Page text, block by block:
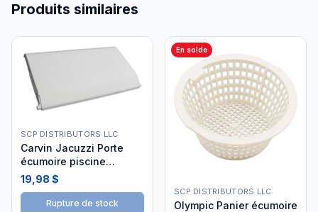
Produits similaires
SCP DISTRIBUTORS LLC
Carvin Jacuzzi Porte
écumoire piscine
creusée
19,98 $
Rupture de stock
En solde
SCP DISTRIBUTORS LLC
Olympic Panier écumoire